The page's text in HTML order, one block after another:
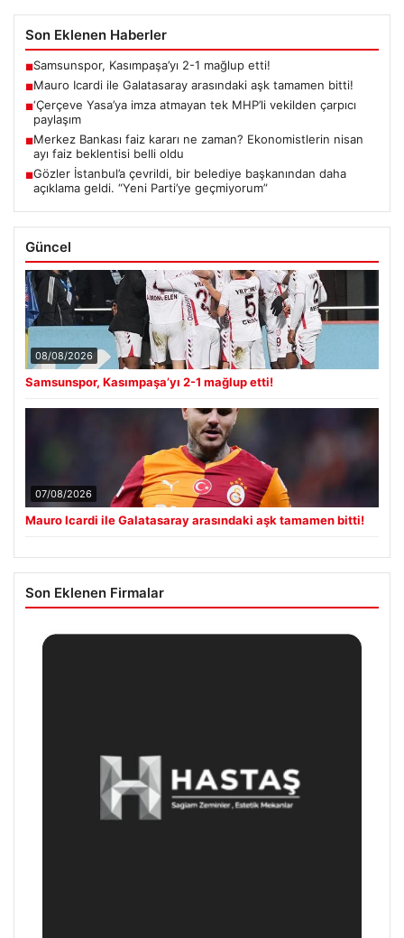
Son Eklenen Haberler
■Samsunspor, Kasımpaşa’yı 2-1 mağlup etti!
■Mauro Icardi ile Galatasaray arasındaki aşk tamamen bitti!
■‘Çerçeve Yasa’ya imza atmayan tek MHP’li vekilden çarpıcı
paylaşım
■Merkez Bankası faiz kararı ne zaman? Ekonomistlerin nisan
ayı faiz beklentisi belli oldu
■Gözler İstanbul’a çevrildi, bir belediye başkanından daha
açıklama geldi. “Yeni Parti’ye geçmiyorum”
Güncel
08/08/2026
Samsunspor, Kasımpaşa’yı 2-1 mağlup etti!
07/08/2026
Mauro Icardi ile Galatasaray arasındaki aşk tamamen bitti!
Son Eklenen Firmalar